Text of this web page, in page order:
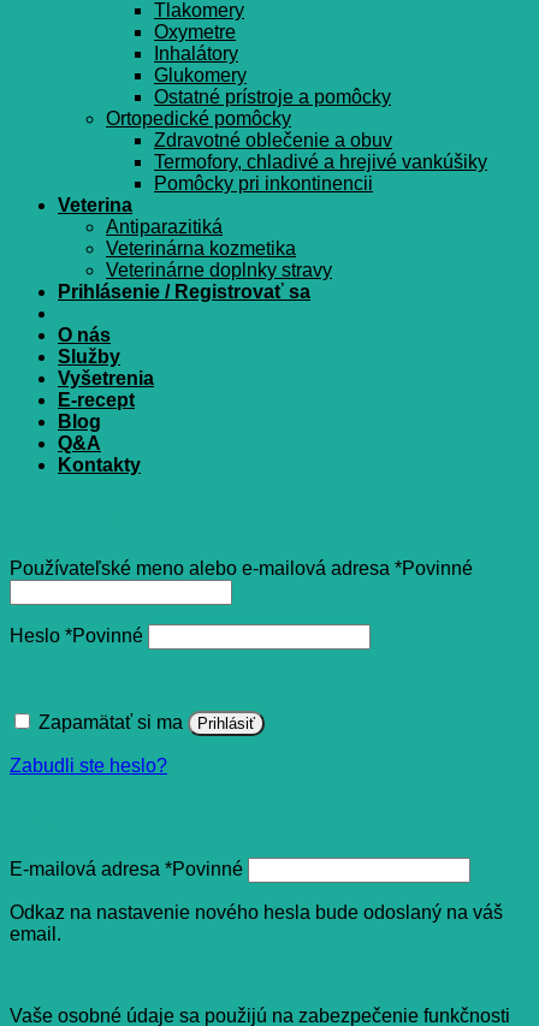
Tlakomery
Oxymetre
Inhalátory
Glukomery
Ostatné prístroje a pomôcky
Ortopedické pomôcky
Zdravotné oblečenie a obuv
Termofory, chladivé a hrejivé vankúšiky
Pomôcky pri inkontinencii
Veterina
Antiparazitiká
Veterinárna kozmetika
Veterinárne doplnky stravy
Prihlásenie / Registrovať sa
O nás
Služby
Vyšetrenia
E-recept
Blog
Q&A
Kontakty
Používateľské meno alebo e-mailová adresa *Povinné
Heslo *Povinné
Zapamätať si ma Prihlásiť
Zabudli ste heslo?
E-mailová adresa *Povinné
Odkaz na nastavenie nového hesla bude odoslaný na váš
email.
Vaše osobné údaje sa použijú na zabezpečenie funkčnosti